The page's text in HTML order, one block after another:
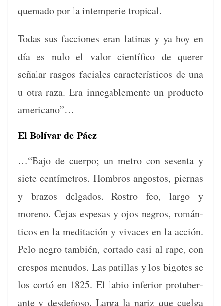
que­ma­do por la intem­perie tropical.
Todas sus fac­ciones eran lati­nas y ya hoy en
día es nulo el val­or cien­tí­fi­co de quer­er
señalar ras­gos faciales car­ac­terís­ti­cos de una
u otra raza. Era innegable­mente un pro­duc­to
americano”…
El Bolívar de Páez
…“Bajo de cuer­po; un metro con sesen­ta y
siete cen­tímet­ros. Hom­bros angos­tos, pier­nas
y bra­zos del­ga­dos. Ros­tro feo, largo y
moreno. Cejas espe­sas y ojos negros, román­
ti­cos en la med­itación y vivaces en la acción.
Pelo negro tam­bién, cor­ta­do casi al rape, con
cre­s­pos menudos. Las patil­las y los big­otes se
los cortó en 1825. El labio infe­ri­or pro­tu­ber­
ante y des­deñoso. Larga la nar­iz que cuel­ga